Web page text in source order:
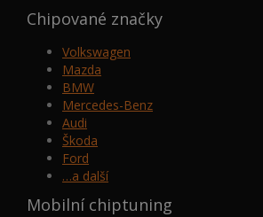
Chipované značky
Volkswagen
Mazda
BMW
Mercedes-Benz
Audi
Škoda
Ford
…a další
Mobilní chiptuning